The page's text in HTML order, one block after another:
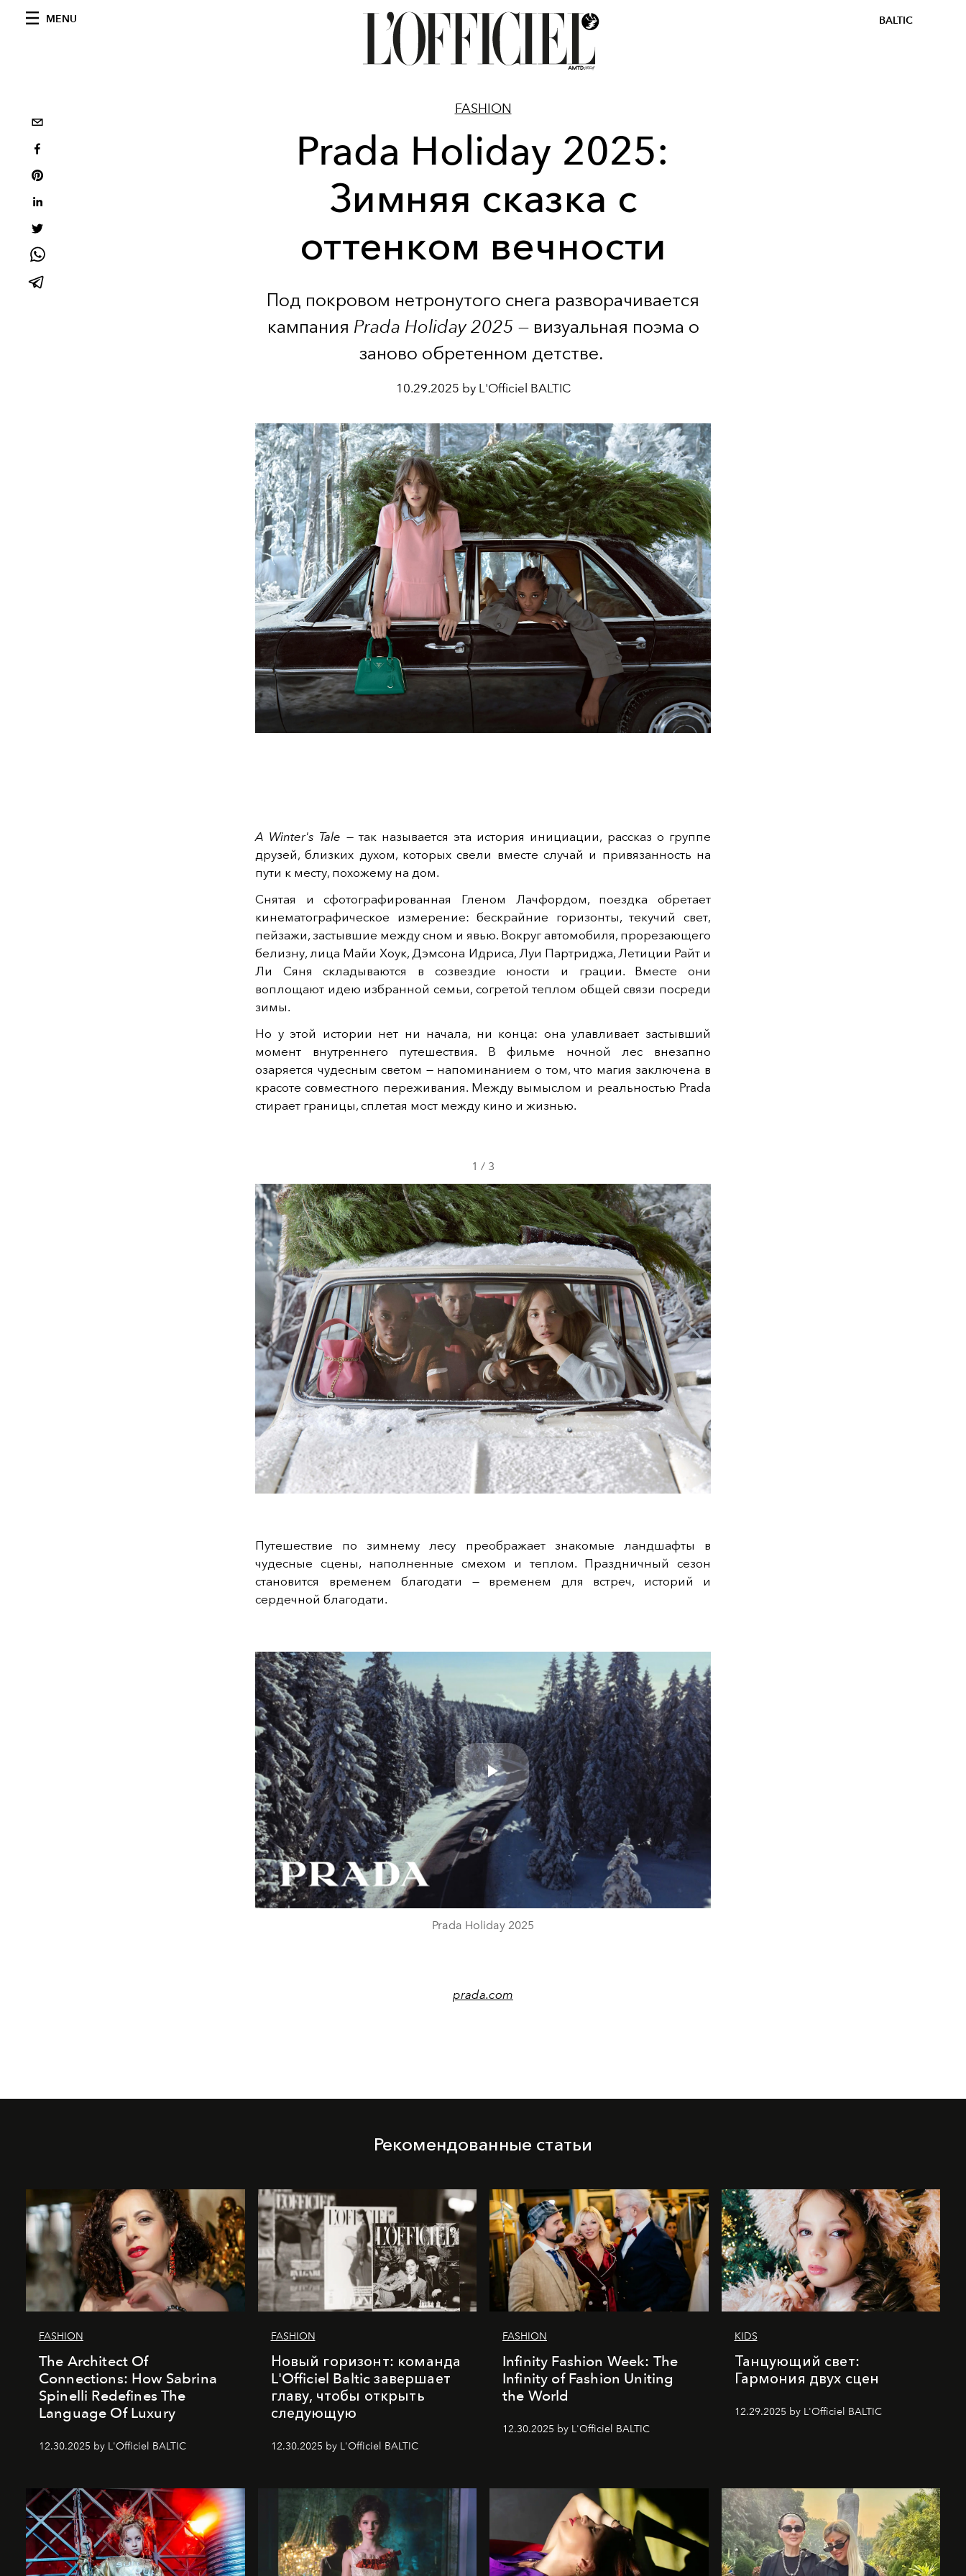
MENU BALTIC
FASHION
Prada Holiday 2025:
Зимняя сказка с
оттенком вечности
Под покровом нетронутого снега разворачивается
кампания Prada Holiday 2025 — визуальная поэма о
заново обретенном детстве.
10.29.2025 by L'Officiel BALTIC
A Winter's Tale — так называется эта история инициации, рассказ о группе
друзей, близких духом, которых свели вместе случай и привязанность на
пути к месту, похожему на дом.
Снятая и сфотографированная Гленом Лачфордом, поездка обретает
кинематографическое измерение: бескрайние горизонты, текучий свет,
пейзажи, застывшие между сном и явью. Вокруг автомобиля, прорезающего
белизну, лица Майи Хоук, Дэмсона Идриса, Луи Партриджа, Летиции Райт и
Ли Сяня складываются в созвездие юности и грации. Вместе они
воплощают идею избранной семьи, согретой теплом общей связи посреди
зимы.
Но у этой истории нет ни начала, ни конца: она улавливает застывший
момент внутреннего путешествия. В фильме ночной лес внезапно
озаряется чудесным светом — напоминанием о том, что магия заключена в
красоте совместного переживания. Между вымыслом и реальностью Prada
стирает границы, сплетая мост между кино и жизнью.
1 / 3
Путешествие по зимнему лесу преображает знакомые ландшафты в
чудесные сцены, наполненные смехом и теплом. Праздничный сезон
становится временем благодати — временем для встреч, историй и
сердечной благодати.
Play
Video
Prada Holiday 2025
prada.com
Рекомендованные статьи
FASHION
The Architect Of
Connections: How Sabrina
Spinelli Redefines The
Language Of Luxury
12.30.2025 by L'Officiel BALTIC
FASHION
Новый горизонт: команда
L'Officiel Baltic завершает
главу, чтобы открыть
следующую
12.30.2025 by L'Officiel BALTIC
FASHION
Infinity Fashion Week: The
Infinity of Fashion Uniting
the World
12.30.2025 by L'Officiel BALTIC
KIDS
Танцующий свет:
Гармония двух сцен
12.29.2025 by L'Officiel BALTIC